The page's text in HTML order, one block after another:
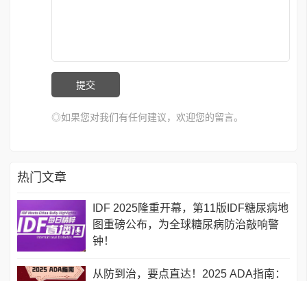
◎如果您对我们有任何建议，欢迎您的留言。
热门文章
IDF 2025隆重开幕，第11版IDF糖尿病地
图重磅公布，为全球糖尿病防治敲响警
钟！
从防到治，要点直达！2025 ADA指南：